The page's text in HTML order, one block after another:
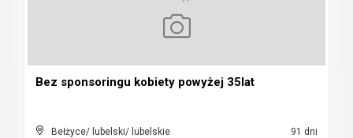
Bez sponsoringu kobiety powyżej 35lat
Bełżyce/ lubelski/ lubelskie 91 dni